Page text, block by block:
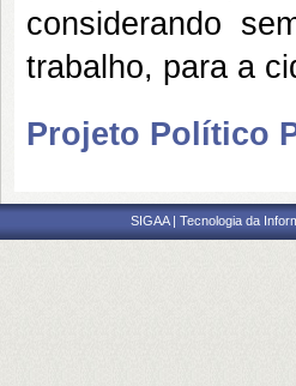
considerando
trabalho, para a
Projeto Político
SIGAA | Tecnologia da